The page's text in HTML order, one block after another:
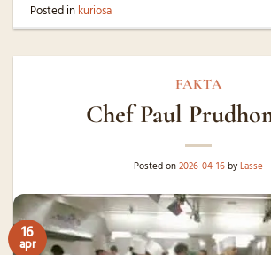
Posted inkuriosa
FAKTA
Chef Paul
Posted on2026-04-16byLasse
16
apr